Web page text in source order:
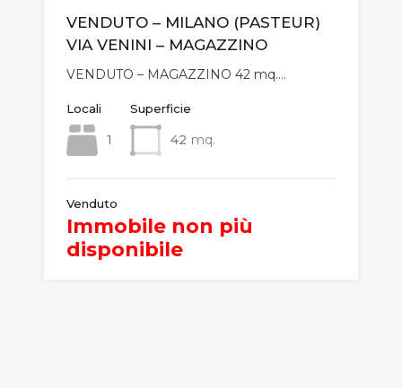
VENDUTO – MILANO (PASTEUR)
VIA VENINI – MAGAZZINO
VENDUTO – MAGAZZINO 42 mq.…
Locali
1
Superficie
42 mq.
Venduto
Immobile non più
disponibile